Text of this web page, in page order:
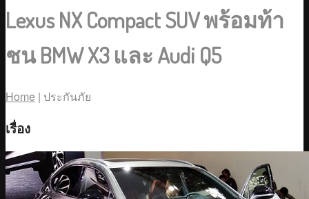
Lexus NX Compact SUV พร้อมท้า
ชน BMW X3 และ Audi Q5
Home | ประกันภัย
เรื่อง